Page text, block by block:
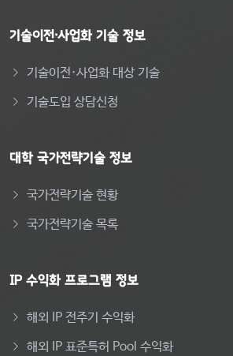
기술이전·사업화 기술 정보
기술이전·사업화 대상 기술
기술도입 상담신청
대학 국가전략기술 정보
국가전략기술 현황
국가전략기술 목록
IP 수익화 프로그램 정보
해외 IP 전주기 수익화
해외 IP 표준특허 Pool 수익화